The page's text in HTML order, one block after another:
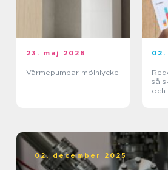
23. maj 2026
Värmepumpar mölnlycke
så
och
02. december 2025